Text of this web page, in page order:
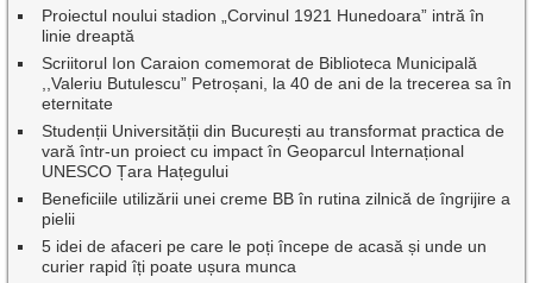
Proiectul noului stadion „Corvinul 1921 Hunedoara” intră în
linie dreaptă
Scriitorul Ion Caraion comemorat de Biblioteca Municipală
,,Valeriu Butulescu” Petroșani, la 40 de ani de la trecerea sa în
eternitate
Studenții Universității din București au transformat practica de
vară într-un proiect cu impact în Geoparcul Internațional
UNESCO Țara Hațegului
Beneficiile utilizării unei creme BB în rutina zilnică de îngrijire a
pielii
5 idei de afaceri pe care le poți începe de acasă și unde un
curier rapid îți poate ușura munca